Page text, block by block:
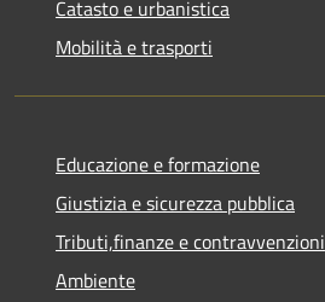
Catasto e urbanistica
Mobilità e trasporti
Educazione e formazione
Giustizia e sicurezza pubblica
Tributi,finanze e contravvenzioni
Ambiente